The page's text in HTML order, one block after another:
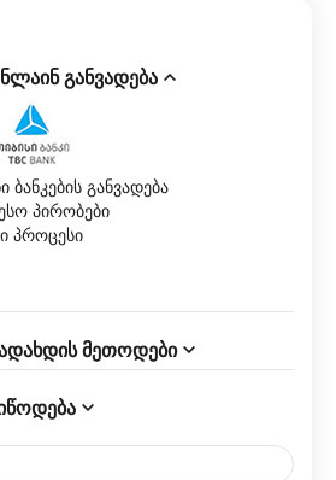
განვადება
ბანკების განვადება
პირობები
პროცესი
მეთოდები